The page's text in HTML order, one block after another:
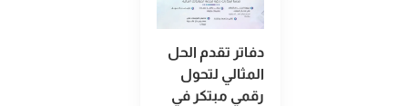
دفاتر تقدم الحل
المثالي لتحول
رقمي مبتكر في